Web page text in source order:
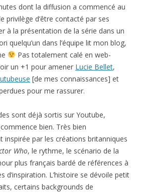
dont la diffusion a commencé au
privilège d’être contacté par ses
à la présentation de la série dans un
quelqu’un dans l’équipe lit mon blog,
Pas totalement calé en web-
un +1 pour amener Lucie Bellet,
[de mes connaissances] et
pour me rassurer.
sont déjà sortis sur Youtube,
commence bien. Très bien
inspirée par les créations britanniques
Who, le rythme, le scénario de la
plus français bardé de références à
d’inspiration. L’histoire se dévoile petit
certains backgrounds de